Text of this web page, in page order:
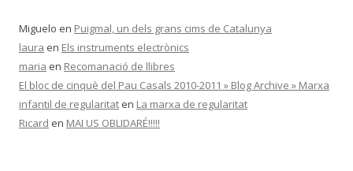
Miguelo en Puigmal, un dels grans cims de Catalunya
laura en Els instruments electrònics
maria en Recomanació de llibres
El bloc de cinquè del Pau Casals 2010-2011 » Blog Archive » Marxa
infantil de regularitat en La marxa de regularitat
Ricard en MAI US OBLIDARÉ!!!!!